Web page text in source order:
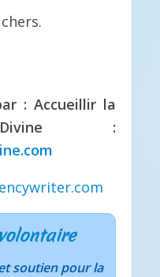
: Accueillir la
Divine :
soutien pour la